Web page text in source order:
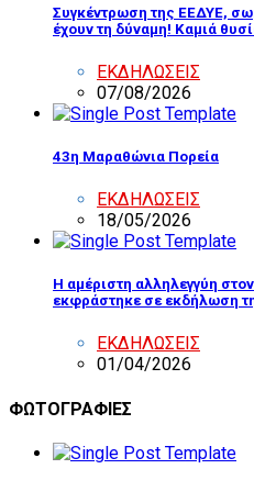
Συγκέντρωση της ΕΕΔΥΕ,
έχουν τη δύναμη! Καμιά
ΕΚΔΗΛΩΣΕΙΣ
07/08/2026
43η Μαραθώνια Πορεία
ΕΚΔΗΛΩΣΕΙΣ
18/05/2026
Η αμέριστη αλληλεγγύη
εκφράστηκε σε εκδήλωση
ΕΚΔΗΛΩΣΕΙΣ
01/04/2026
ΦΩΤΟΓΡΑΦΙΕΣ